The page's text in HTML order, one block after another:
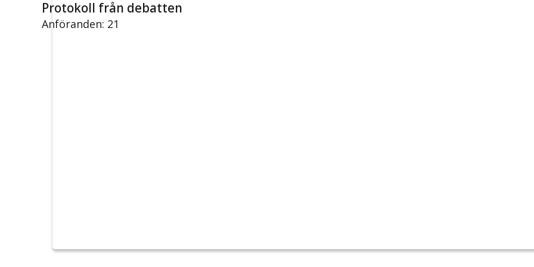
Protokoll från debatten
Anföranden: 21